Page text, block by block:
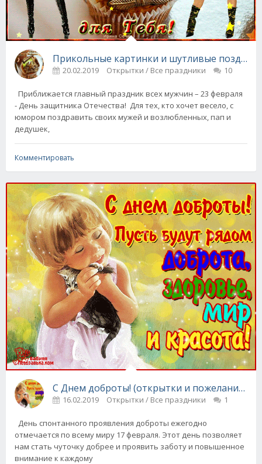
Прикольные картинки и шутливые
20.02.2019 Открытки / Все праздники 10
Приближается главный праздник всех мужчин – 23 февраля
- День защитника Отечества! Для тех, кто хочет весело, с
юмором поздравить своих мужей и возлюбленных, пап и
дедушек,
Комментировать
С Днем доброты! (открытки и пожелания в
16.02.2019 Открытки / Все праздники 1
День спонтанного проявления доброты ежегодно
отмечается по всему миру 17 февраля. Этот день позволяет
нам стать чуточку добрее и проявить заботу и повышенное
внимание к каждому